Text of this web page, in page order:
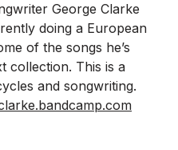
George Clarke
doing a European
of the songs he’s
collection. This is a
and songwriting.